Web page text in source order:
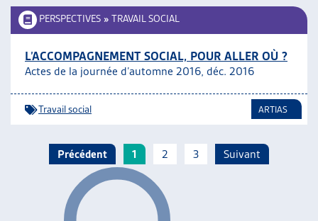
PERSPECTIVES » TRAVAIL SOCIAL
L’ACCOMPAGNEMENT SOCIAL, POUR ALLER OÙ ?
Actes de la journée d’automne 2016, déc. 2016
Travail social ARTIAS
Précédent 1 2 3 Suivant